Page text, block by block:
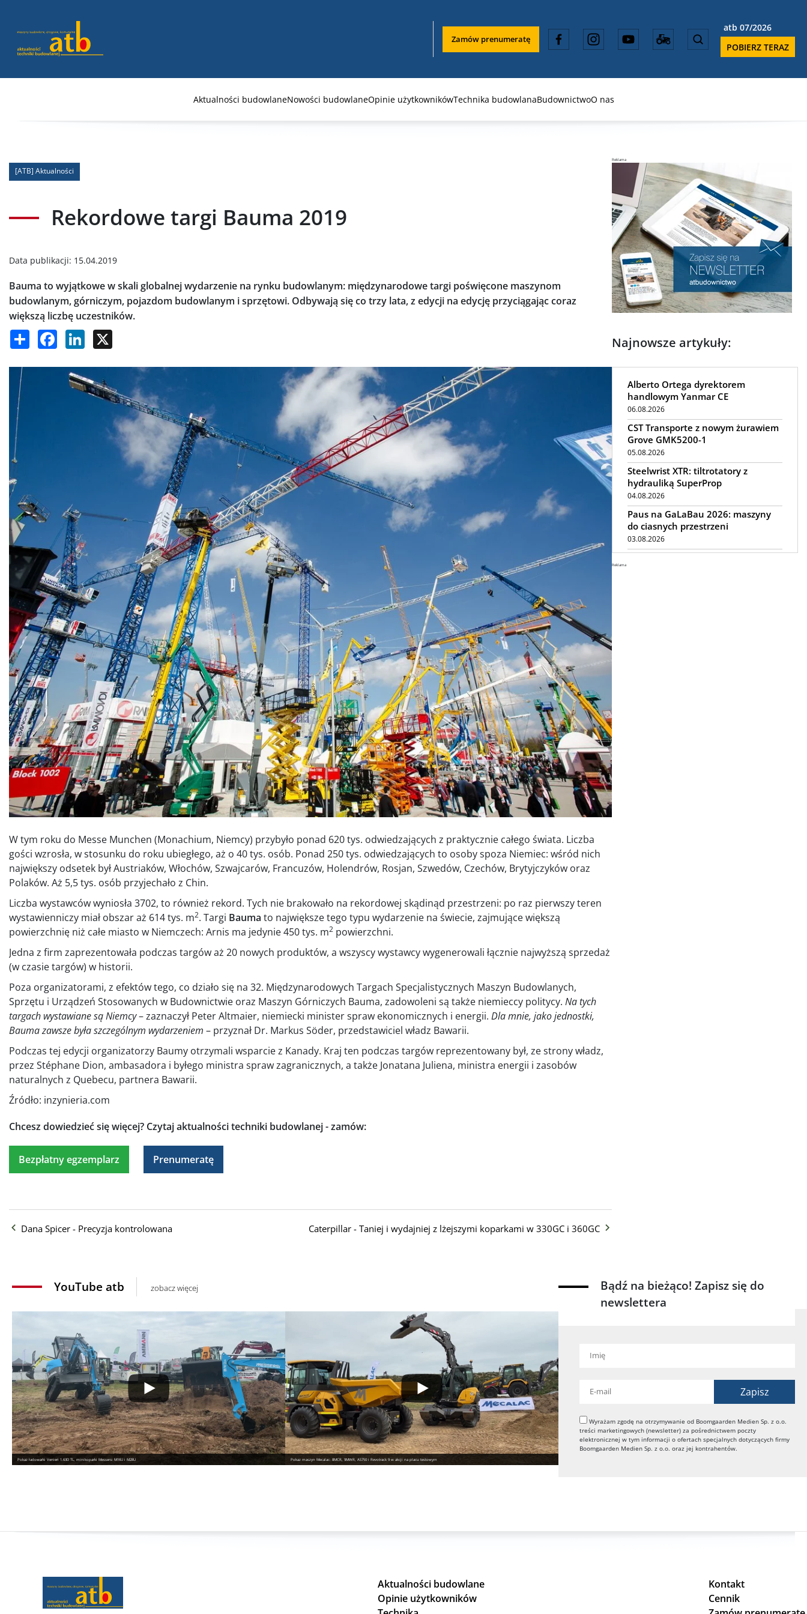
Zamów prenumeratę
atb 07/2026
POBIERZ TERAZ
Aktualności budowlaneNowości budowlaneOpinie użytkownikówTechnika budowlanaBudownictwoO nas
[ATB] Aktualności
Rekordowe targi Bauma 2019
Data publikacji: 15.04.2019
Bauma to wyjątkowe w skali globalnej wydarzenie na rynku budowlanym: międzynarodowe targi poświęcone maszynom
budowlanym, górniczym, pojazdom budowlanym i sprzętowi. Odbywają się co trzy lata, z edycji na edycję przyciągając coraz
większą liczbę uczestników.
Share Facebook LinkedIn
W tym roku do Messe Munchen (Monachium, Niemcy) przybyło ponad 620 tys. odwiedzających z praktycznie całego świata. Liczba
gości wzrosła, w stosunku do roku ubiegłego, aż o 40 tys. osób. Ponad 250 tys. odwiedzających to osoby spoza Niemiec: wśród nich
największy odsetek był Austriaków, Włochów, Szwajcarów, Francuzów, Holendrów, Rosjan, Szwedów, Czechów, Brytyjczyków oraz
Polaków. Aż 5,5 tys. osób przyjechało z Chin.
Liczba wystawców wyniosła 3702, to również rekord. Tych nie brakowało na rekordowej skądinąd przestrzeni: po raz pierwszy teren
wystawienniczy miał obszar aż 614 tys. m2. Targi Bauma to największe tego typu wydarzenie na świecie, zajmujące większą
powierzchnię niż całe miasto w Niemczech: Arnis ma jedynie 450 tys. m2 powierzchni.
Jedna z firm zaprezentowała podczas targów aż 20 nowych produktów, a wszyscy wystawcy wygenerowali łącznie najwyższą sprzedaż
(w czasie targów) w historii.
Poza organizatorami, z efektów tego, co działo się na 32. Międzynarodowych Targach Specjalistycznych Maszyn Budowlanych,
Sprzętu i Urządzeń Stosowanych w Budownictwie oraz Maszyn Górniczych Bauma, zadowoleni są także niemieccy politycy. Na tych
targach wystawiane są Niemcy– zaznaczył Peter Altmaier, niemiecki minister spraw ekonomicznych i energii. Dla mnie, jako jednostki,
Bauma zawsze była szczególnym wydarzeniem – przyznał Dr. Markus Söder, przedstawiciel władz Bawarii.
Podczas tej edycji organizatorzy Baumy otrzymali wsparcie z Kanady. Kraj ten podczas targów reprezentowany był, ze strony władz,
przez Stéphane Dion, ambasadora i byłego ministra spraw zagranicznych, a także Jonatana Juliena, ministra energii i zasobów
naturalnych z Quebecu, partnera Bawarii.
Źródło: inzynieria.com
Chcesz dowiedzieć się więcej? Czytaj aktualności techniki budowlanej - zamów:
Bezpłatny egzemplarz Prenumeratę
Dana Spicer - Precyzja kontrolowana Caterpillar - Taniej i wydajniej z lżejszymi koparkami w 330GC i 360GC
Reklama
Najnowsze artykuły:
Alberto Ortega dyrektorem
handlowym Yanmar CE
06.08.2026
CST Transporte z nowym żurawiem
Grove GMK5200-1
05.08.2026
Steelwrist XTR: tiltrotatory z
hydrauliką SuperProp
04.08.2026
Paus na GaLaBau 2026: maszyny
do ciasnych przestrzeni
03.08.2026
Reklama
YouTube atb zobacz więcej
Pokaz ładowarki Venieri 1.63D TL, minikoparki Messersi M16U i M28U Pokaz maszyn Mecalac: 8MCR, 9MWR, AS750 i Revotrack 9 w akcji na placu testowym
Bądź na bieżąco! Zapisz się do
newslettera
Wyrażam zgodę na otrzymywanie od Boomgaarden Medien Sp. z o.o.
treści marketingowych (newsletter) za pośrednictwem poczty
elektronicznej w tym informacji o ofertach specjalnych dotyczących firmy
Boomgaarden Medien Sp. z o.o. oraz jej kontrahentów.
Aktualności budowlane
Opinie użytkowników
Kontakt
Cennik
Ta strona korzysta z plików cookie, aby zapewnić lepszą wygodę użytkowania. Korzystając z tej
strony, wyrażasz zgodę na używanie przez nas wszystkich plików cookie zgodnie z warunkami
naszej polityki plików cookie.Dowiedz się więcej
Niezbędne Wydajność Targetowanie Funkcjonalność Niesklasyfikowane
AKCEPTUJ WSZYSTKIE
POKAŻ SZCZEGÓŁY